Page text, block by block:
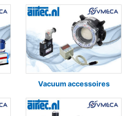
Vacuum accessoires